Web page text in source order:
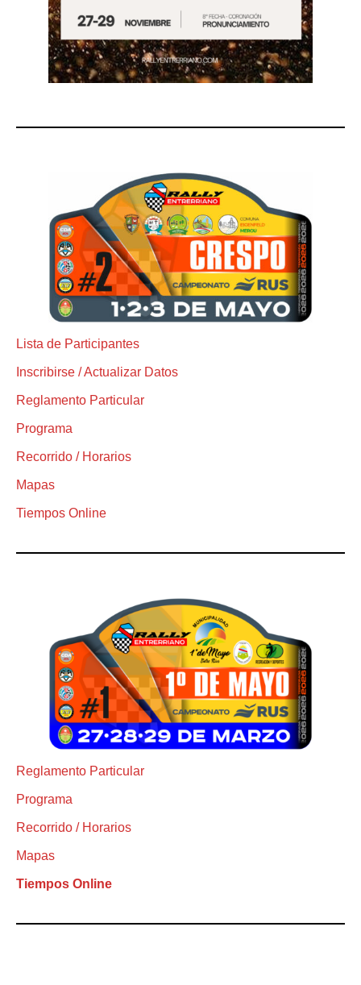
Lista de Participantes
Inscribirse / Actualizar Datos
Reglamento Particular
Programa
Recorrido / Horarios
Mapas
Tiempos Online
Reglamento Particular
Programa
Recorrido / Horarios
Mapas
Tiempos Online